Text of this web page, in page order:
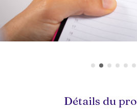
Détails du